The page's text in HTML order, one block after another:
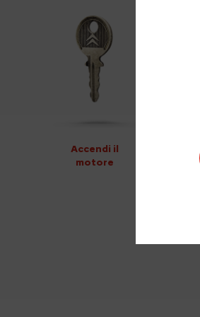
Accendi il
motore